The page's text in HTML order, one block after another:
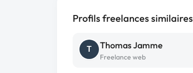
Profils freelances similaires
T Thomas Jamme
Freelance web